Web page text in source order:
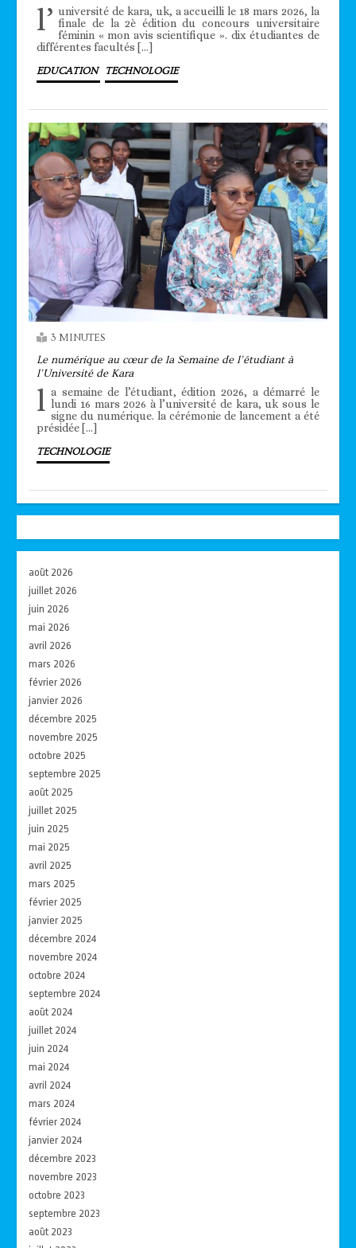
l’ université de kara, uk, a accueilli le 18 mars 2026, la
finale de la 2è édition du concours universitaire
féminin « mon avis scientifique ». dix étudiantes de
différentes facultés […]
EDUCATION TECHNOLOGIE
3 MINUTES
Le numérique au cœur de la Semaine de l’étudiant à
l’Université de Kara
l a semaine de l’étudiant, édition 2026, a démarré le
lundi 16 mars 2026 à l’université de kara, uk sous le
signe du numérique. la cérémonie de lancement a été
présidée […]
TECHNOLOGIE
août 2026
juillet 2026
juin 2026
mai 2026
avril 2026
mars 2026
février 2026
janvier 2026
décembre 2025
novembre 2025
octobre 2025
septembre 2025
août 2025
juillet 2025
juin 2025
mai 2025
avril 2025
mars 2025
février 2025
janvier 2025
décembre 2024
novembre 2024
octobre 2024
septembre 2024
août 2024
juillet 2024
juin 2024
mai 2024
avril 2024
mars 2024
février 2024
janvier 2024
décembre 2023
novembre 2023
octobre 2023
septembre 2023
août 2023